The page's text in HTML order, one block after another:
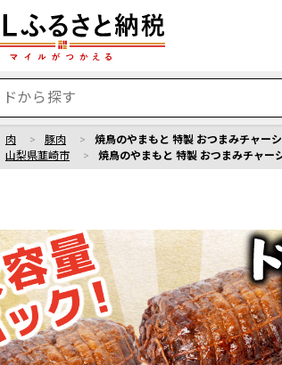
肉 豚肉
焼鳥のやまもと 特製 おつまみチャー
山梨県韮崎市 焼鳥のやまもと 特製 おつまみチャー